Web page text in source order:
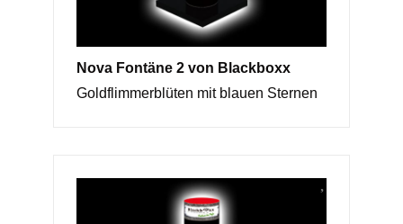
Nova Fontäne 2 von Blackboxx
Goldflimmerblüten mit blauen Sternen